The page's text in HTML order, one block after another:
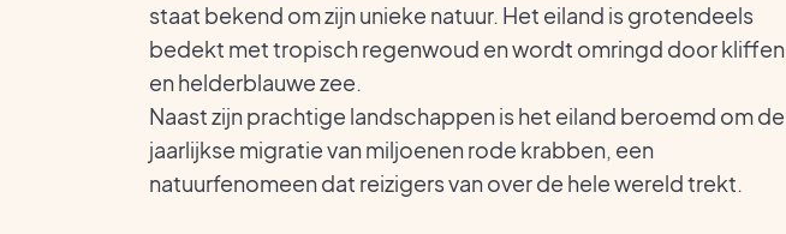
staat bekend om zijn unieke natuur. Het eiland is grotendeels
bedekt met tropisch regenwoud en wordt omringd door kliffen
en helderblauwe zee.
Naast zijn prachtige landschappen is het eiland beroemd om de
jaarlijkse migratie van miljoenen rode krabben, een
natuurfenomeen dat reizigers van over de hele wereld trekt.